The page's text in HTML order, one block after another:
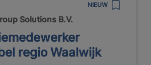
NIEUW
Solutions B.V.
regio Waalwijk